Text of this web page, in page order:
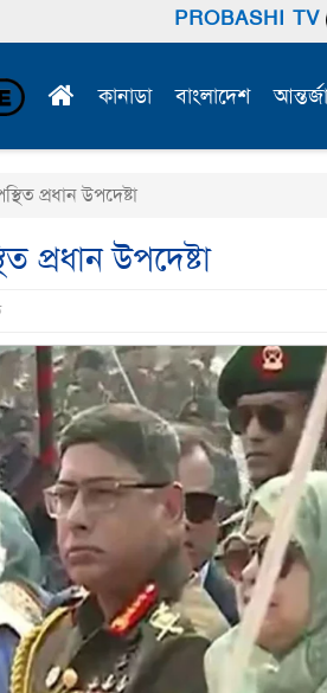
PROBASHI TV
কানাডা বাংলাদেশ
প্রধান উপদেষ্টা
প্রধান উপদেষ্টা